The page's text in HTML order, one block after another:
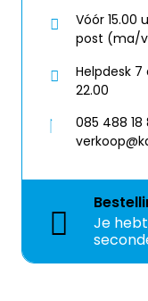
Vóór 15.00
post (ma/
Helpdesk
22.00
085 488 18
Je